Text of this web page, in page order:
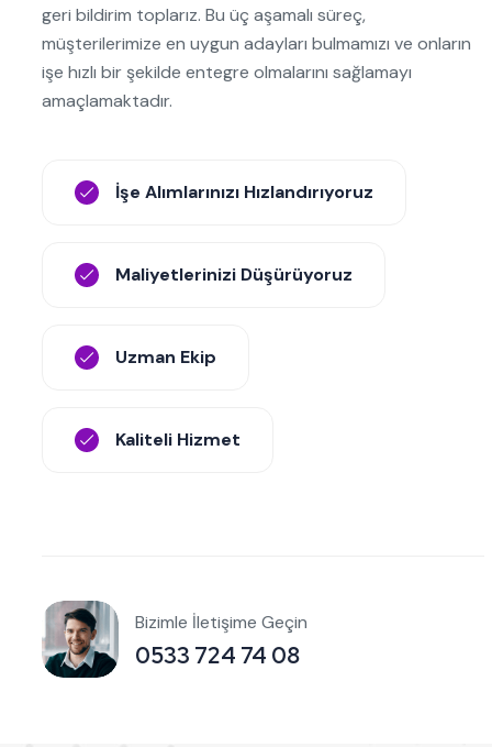
geri bildirim toplarız. Bu üç aşamalı süreç,
müşterilerimize en uygun adayları bulmamızı ve onların
işe hızlı bir şekilde entegre olmalarını sağlamayı
amaçlamaktadır.
İşe Alımlarınızı Hızlandırıyoruz
Maliyetlerinizi Düşürüyoruz
Uzman Ekip
Kaliteli Hizmet
Bizimle İletişime Geçin
0533 724 74 08